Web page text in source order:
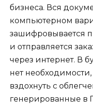
бизнеса. Вся
компьютерном
зашифровывается
и отправляется
через интернет. В
нет
вздохнуть с
генерированные